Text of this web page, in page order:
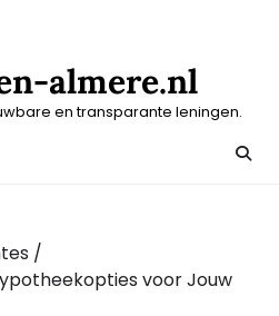
almere.nl
en transparante leningen.
voor Jouw